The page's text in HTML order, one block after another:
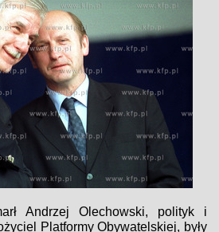
Andrzej Olechowski, polityk i
Platformy Obywatelskiej, były